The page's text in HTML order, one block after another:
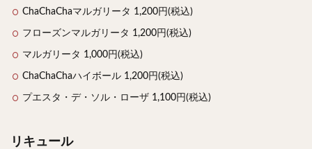
ChaChaChaマルガリータ 1,200円(税込)
フローズンマルガリータ 1,200円(税込)
マルガリータ 1,000円(税込)
ChaChaChaハイボール 1,200円(税込)
プエスタ・デ・ソル・ローザ 1,100円(税込)
リキュール